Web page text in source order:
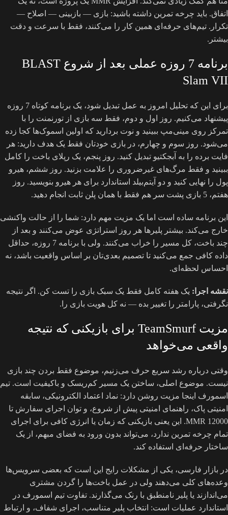
اتفاق. باید چرخه تمرین داشته باشید: بازی — بازبینی — اصلاح —
تکرار. تیم‌های حرفه‌ای همین کار را می‌کنند، فقط با سرعت و دقت
بیشتر.
برنامه 7 روزه عملی بعد از شروع BLAST
Slam VII
برای این که تحلیل امروز به عمل تبدیل شود، یک برنامه کوتاه 7 روزه
پیشنهاد می‌کنیم. روز اول و دوم، فقط سه بازی از تورنمنت را با
تمرکز روی مینی‌مپ ببینید و نوت بردارید که اولین اسموک‌ها کجا زده
می‌شود. روز سوم و چهارم، در بازی خودتان فقط یک هدف دارید: هر
فایت برده را به آبجکتیو تبدیل کنید. روز پنجم، یک رپلای باخت را کامل
ببینید و فقط مرگ‌های غیرضروری را علامت بزنید. روز ششم، هیرو
پول را نهایی کنید و دو آیتم‌بیلد استاندارد برای هر هیرو بنویسید. روز
هفتم، 5 بازی پشت سر هم فقط با همان پلن ثابت انجام دهید.
این برنامه ساده است اما یک مزیت مهم دارد: شما را از حالت واکنشی
خارج می‌کند. بیشتر پلیرها هر روز استراتژی عوض می‌کنند و بعد از
چند باخت، کل مسیر را خراب می‌کنند. ولی با برنامه 7 روزه، حداقل
داده کافی جمع می‌کنید تا تصمیم بعدی‌تان بر اساس واقعیت باشد، نه
احساس لحظه‌ای.
نقشه اجرا: یک هفته کامل فقط یک سبک بازی را تست کن. اگر نتیجه
نگرفتی، پارامتر را تغییر بده — نه کل هویت بازی را.
مزیت TeamSmurf برای بازیکنی که نتیجه
واقعی می‌خواهد
وقتی درباره رشد سریع حرف می‌زنیم، موضوع فقط بردن چند بازی
نیست. موضوع اصلی، ساختن یک مسیر کم‌ریسک و باکیفیت است. تیم
اسمورف اینجا مزیت روشن دارد: نماد اعتماد الکترونیکی، سابقه
امنیتی پاک، راهنمای امنیتی پیش از شروع، و توان اجرای سفارش تا
12000 MMR. این یعنی بازیکنی که زمان یا انرژی کافی برای اجرای
تمام چرخه تمرین ندارد، می‌تواند بدون ورود به فضای مبهم، از یک
ساختار حرفه‌ای استفاده کند.
در بازار فارسی، یکی از مشکلات رایج این است که بعضی سرویس‌ها
وعده‌های کلی می‌دهند ولی در عمل باخت‌ها را گردن مشتری
می‌اندازند یا پلیر نامنطبق با رنک می‌گذارند. تفاوت تیم اسمورف در
استاندارد عملیات است: انتخاب پلیر متناسب، اجرای شفاف، و ارتباط